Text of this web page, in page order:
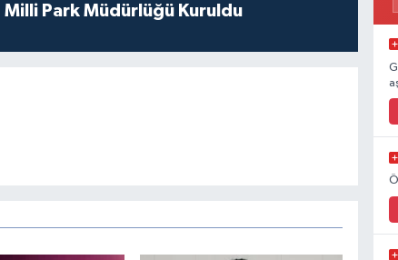
Milli Park Müdürlüğü Kuruldu